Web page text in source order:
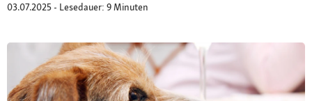
03.07.2025 - Lesedauer: 9 Minuten